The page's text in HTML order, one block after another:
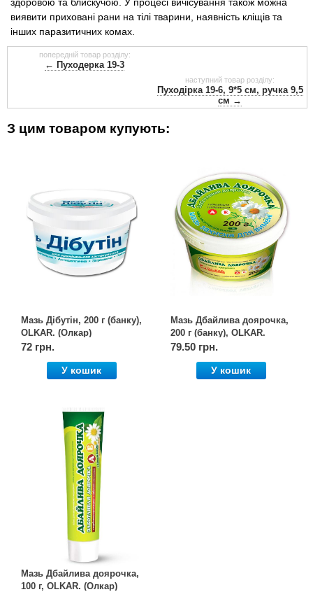
виявити приховані рани на тілі тварини, наявність кліщів та
інших паразитичних комах.
попередній товар розділу:
← Пуходерка 19-3
наступний товар розділу:
Пуходірка 19-6, 9*5 см, ручка 9,5
см →
З цим товаром купують:
Мазь Дібутін, 200 г (банку),
OLKAR. (Олкар)
72 грн.
У кошик
Мазь Дбайлива доярочка,
200 г (банку), OLKAR.
(Олкар)
79.50 грн.
У кошик
Мазь Дбайлива доярочка,
100 г, OLKAR. (Олкар)